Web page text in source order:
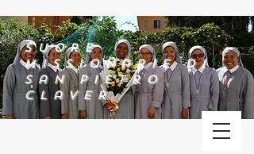
Suore
Missionarie di
San Pietro
Claver